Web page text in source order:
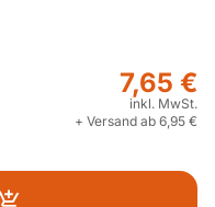
7,65 €
inkl. MwSt.
+ Versand ab 6,95 €